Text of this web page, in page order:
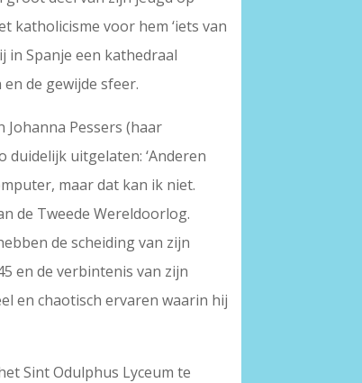
voor hem ‘iets van
in Spanje een kathedraal
de gewijde sfeer.
Pessers (haar
uitgelaten: ‘Anderen
maar dat kan ik niet.
de Tweede Wereldoorlog.
de scheiding van zijn
en de verbintenis van zijn
en chaotisch ervaren waarin hij
Sint Odulphus Lyceum te